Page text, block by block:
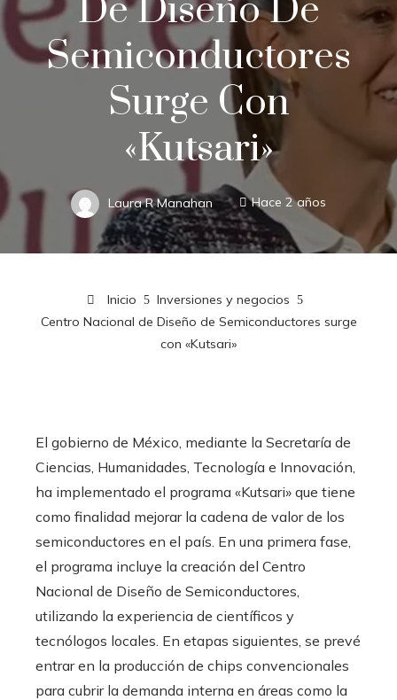
De Diseño De
Semiconductores
Surge Con
«Kutsari»
Laura R Manahan Hace 2 años
Inicio
Inversiones y negocios
Centro Nacional de Diseño de Semiconductores surge
con «Kutsari»
El gobierno de México, mediante la Secretaría de
Ciencias, Humanidades, Tecnología e Innovación,
ha implementado el programa «Kutsari» que tiene
como finalidad mejorar la cadena de valor de los
semiconductores en el país. En una primera fase,
el programa incluye la creación del Centro
Nacional de Diseño de Semiconductores,
utilizando la experiencia de científicos y
tecnólogos locales. En etapas siguientes, se prevé
entrar en la producción de chips convencionales
para cubrir la demanda interna en áreas como la